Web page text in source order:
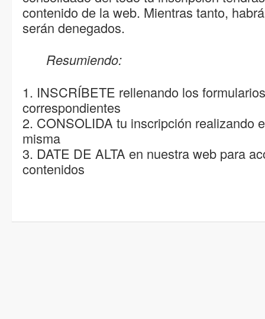
contenido de la web. Mientras tanto,
serán denegados.
Resumiendo:
1. INSCRÍBETE rellenando los
correspondientes
2. CONSOLIDA tu inscripción realizando
misma
3. DATE DE ALTA en nuestra web para
contenidos